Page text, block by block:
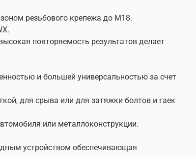
резьбового крепежа до М18.
повторяемость результатов делает
и большей универсальностью за счет
для срыва или для затяжки болтов и гаек
или металлоконструкции.
устройством обеспечивающая